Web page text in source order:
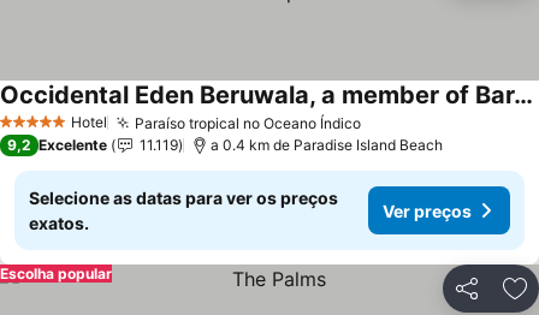
5 Estrelas Hotel Paraíso tropical no Oceano Índico
Occidental Eden Beruwala, a member of Barcelo Hotel Group
9,2 Excelente 11.119 a 0.4 km de Paradise Island Beach
Selecione as datas para ver os preços
exatos.
Ver preços
Partilhar
Escolha popular